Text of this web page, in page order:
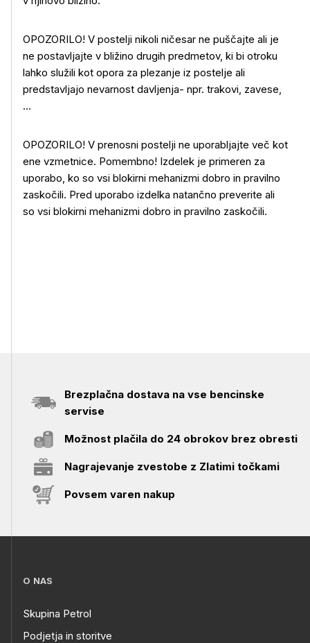
OPOZORILO! V postelji nikoli ničesar ne puščajte ali je
ne postavljajte v bližino drugih predmetov, ki bi otroku
lahko služili kot opora za plezanje iz postelje ali
predstavljajo nevarnost davljenja- npr. trakovi, zavese,
…
OPOZORILO! V prenosni postelji ne uporabljajte več kot
ene vzmetnice. Pomembno! Izdelek je primeren za
uporabo, ko so vsi blokirni mehanizmi dobro in pravilno
zaskočili. Pred uporabo izdelka natančno preverite ali
so vsi blokirni mehanizmi dobro in pravilno zaskočili.
Brezplačna dostava na vse bencinske
servise
Možnost plačila do 24 obrokov brez obresti
Nagrajevanje zvestobe z Zlatimi točkami
Povsem varen nakup
O NAS
Skupina Petrol
Podjetja in storitve